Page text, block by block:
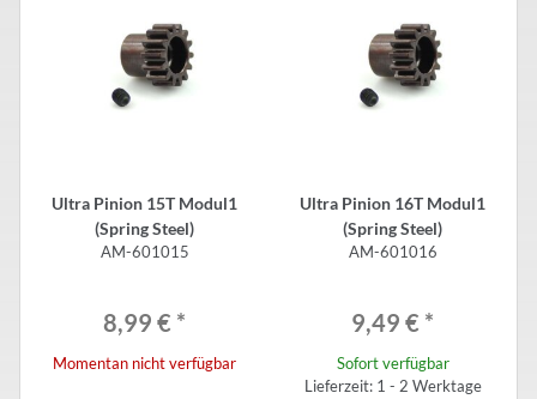
Ultra Pinion 15T Modul1
(Spring Steel)
AM-601015
8,99 € *
Momentan nicht verfügbar
Ultra Pinion 16T Modul1
(Spring Steel)
AM-601016
9,49 € *
Sofort verfügbar
Lieferzeit: 1 - 2 Werktage